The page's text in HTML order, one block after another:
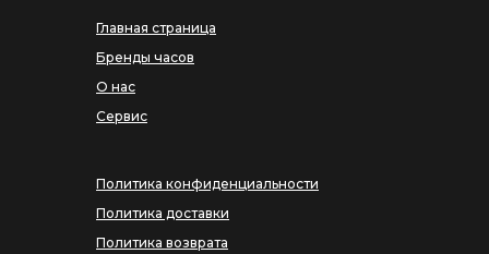
Главная страница
Бренды часов
О нас
Сервис
Политика конфиденциальности
Политика доставки
Политика возврата